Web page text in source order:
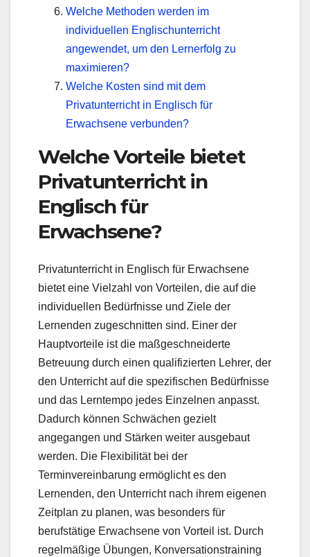
Welche Methoden werden im
individuellen Englischunterricht
angewendet, um den Lernerfolg zu
maximieren?
Welche Kosten sind mit dem
Privatunterricht in Englisch für
Erwachsene verbunden?
Welche Vorteile bietet
Privatunterricht in
Englisch für
Erwachsene?
Privatunterricht in Englisch für Erwachsene
bietet eine Vielzahl von Vorteilen, die auf die
individuellen Bedürfnisse und Ziele der
Lernenden zugeschnitten sind. Einer der
Hauptvorteile ist die maßgeschneiderte
Betreuung durch einen qualifizierten Lehrer, der
den Unterricht auf die spezifischen Bedürfnisse
und das Lerntempo jedes Einzelnen anpasst.
Dadurch können Schwächen gezielt
angegangen und Stärken weiter ausgebaut
werden. Die Flexibilität bei der
Terminvereinbarung ermöglicht es den
Lernenden, den Unterricht nach ihrem eigenen
Zeitplan zu planen, was besonders für
berufstätige Erwachsene von Vorteil ist. Durch
regelmäßige Übungen, Konversationstraining